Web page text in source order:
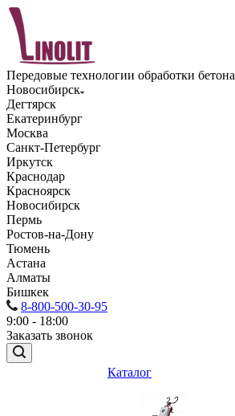
Передовые технологии обработки бетона
Новосибирск
Дегтярск
Екатеринбург
Москва
Санкт-Петербург
Иркутск
Краснодар
Красноярск
Новосибирск
Пермь
Ростов-на-Дону
Тюмень
Астана
Алматы
Бишкек
8-800-500-30-95
9:00 - 18:00
Заказать звонок
Каталог